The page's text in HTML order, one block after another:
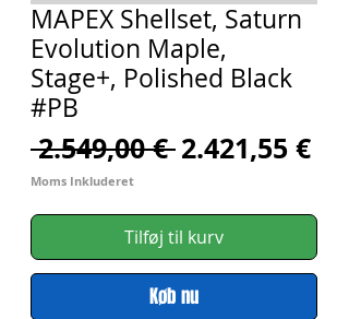
MAPEX Shellset, Saturn
Evolution Maple,
Stage+, Polished Black
#PB
2.549,00 € Regulær
2.421,55 €
Moms Inkluderet
Tilføj til kurv
Køb nu